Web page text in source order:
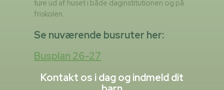
ture ud af huset i både daginstitutionen og på
friskolen.
Se nuværende busruter her:
Busplan 26-27
Kontakt os i dag og indmeld dit